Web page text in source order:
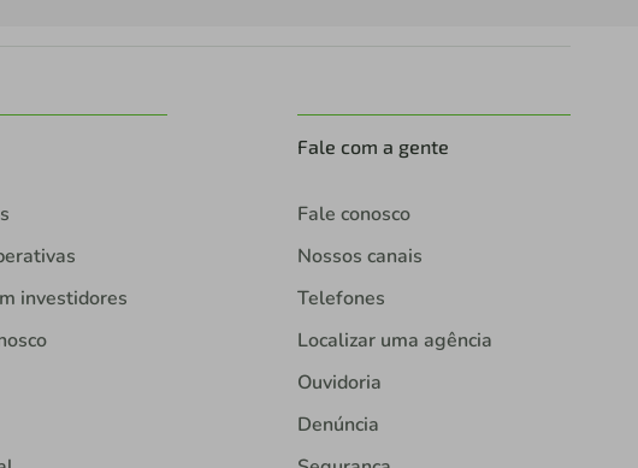
investidores
Fale com a gente
Fale conosco
Nossos canais
Telefones
Localizar uma agência
Ouvidoria
Denúncia